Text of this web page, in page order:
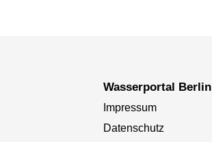
Wasserportal Berlin
Impressum
Datenschutz